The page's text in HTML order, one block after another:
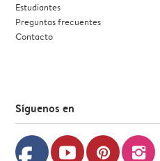
Estudiantes
Preguntas frecuentes
Contacto
Síguenos en
youtube pinterest instagram